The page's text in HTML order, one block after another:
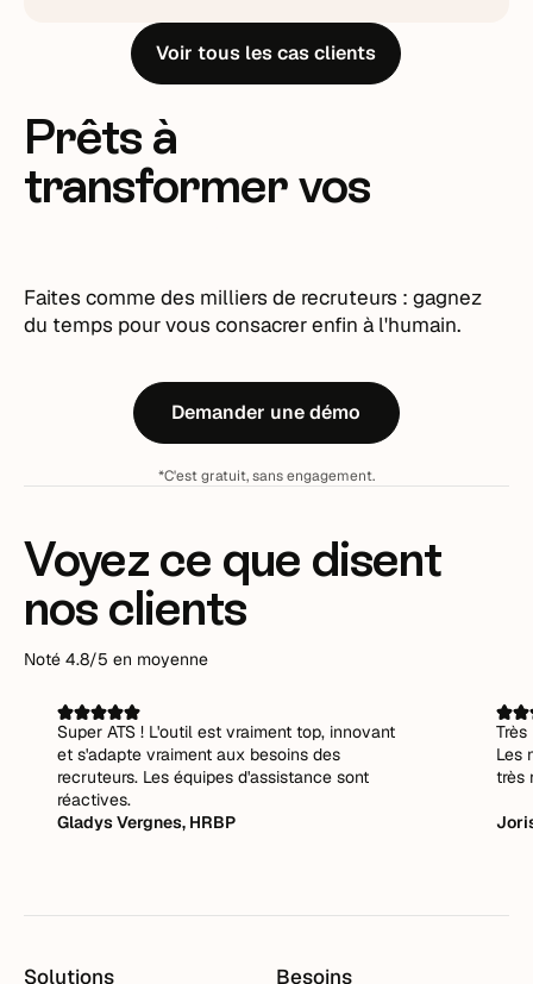
Voir tous les cas clients
Prêts à
transformer vos
Faites comme des milliers de recruteurs : gagnez
du temps pour vous consacrer enfin à l'humain.
Demander une démo
*C'est gratuit, sans engagement.
Voyez ce que disent
nos clients
Noté 4.8/5 en moyenne
Super ATS ! L'outil est vraiment top, innovant
et s'adapte vraiment aux besoins des
recruteurs. Les équipes d'assistance sont
réactives.
Gladys Vergnes, HRBP
Les
très
Solutions Besoins